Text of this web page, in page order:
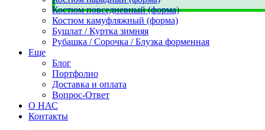
Костюм повседневный (форма)
Костюм камуфляжный (форма)
Бушлат / Куртка зимняя
Рубашка / Сорочка / Блузка форменная
Еще
Блог
Портфолио
Доставка и оплата
Вопрос-Ответ
О НАС
Контакты